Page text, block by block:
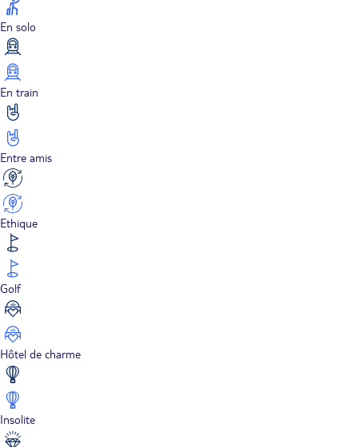
En solo
En train
Entre amis
Ethique
Golf
Hôtel de charme
Insolite